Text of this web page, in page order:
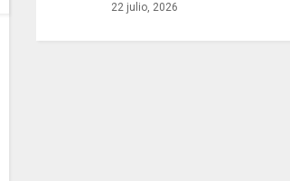
22 julio, 2026